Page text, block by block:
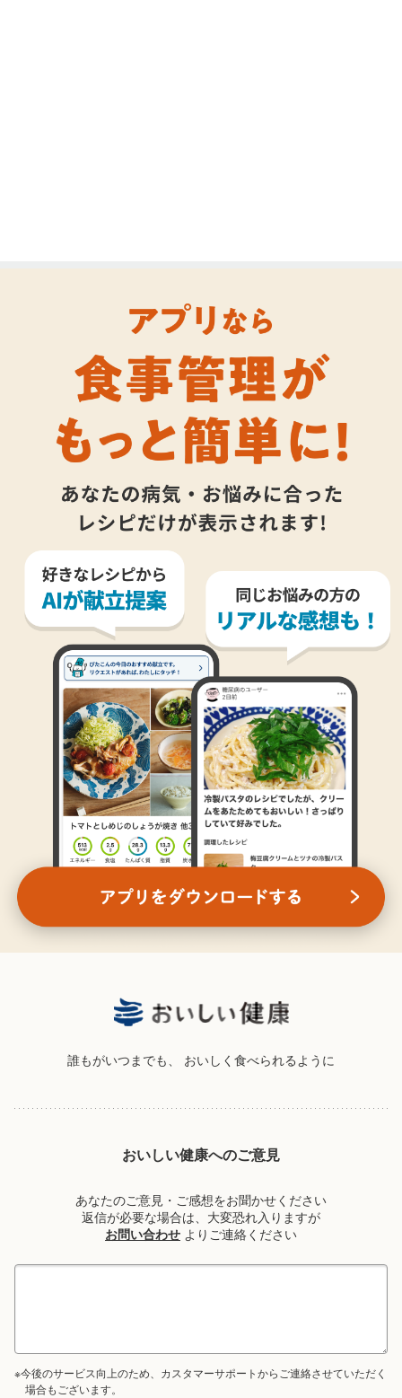
誰もがいつまでも、 おいしく食べられるように
おいしい健康へのご意見
あなたのご意見・ご感想をお聞かせください
返信が必要な場合は、大変恐れ入りますが
お問い合わせ よりご連絡ください
※今後のサービス向上のため、カスタマーサポートからご連絡させていただく
場合もございます。